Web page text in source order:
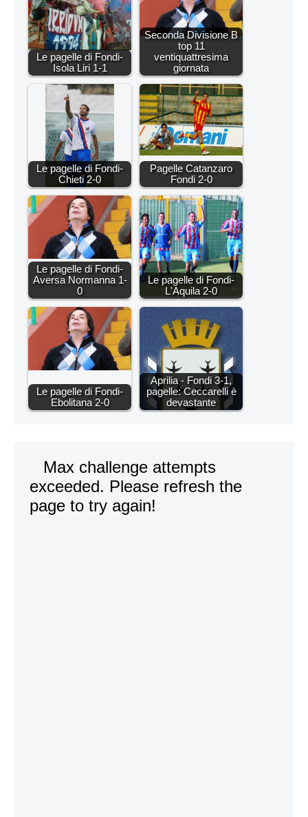
Le pagelle di Fondi-
Isola Liri 1-1
Seconda Divisione B
top 11
ventiquattresima
giornata
Le pagelle di Fondi-
Chieti 2-0
Pagelle Catanzaro
Fondi 2-0
Le pagelle di Fondi-
Aversa Normanna 1-
0
Le pagelle di Fondi-
L'Aquila 2-0
Le pagelle di Fondi-
Ebolitana 2-0
Aprilia - Fondi 3-1,
pagelle: Ceccarelli è
devastante